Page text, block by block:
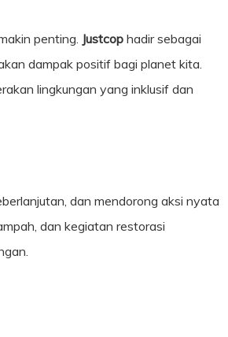
penting. Justcop hadir sebagai
dampak positif bagi planet kita.
lingkungan yang inklusif dan
dan mendorong aksi nyata
dan kegiatan restorasi